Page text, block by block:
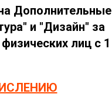
Дополнительные
и "Дизайн" за
лиц с 1